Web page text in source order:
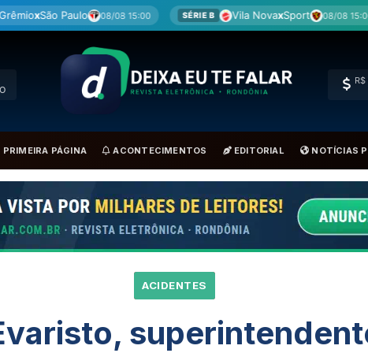
08 15:00 SÉRIE B Vila Nova Sport 08/08 15:00 BRA Remox
R$
PRIMEIRA PÁGINA ACONTECIMENTOS EDITORIAL NOTÍCIAS
ACIDENTES